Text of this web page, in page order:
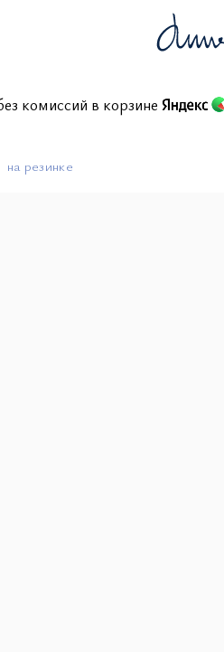
без комиссий в корзине
на резинке